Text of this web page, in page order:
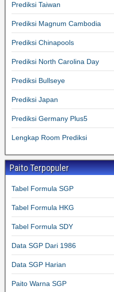
Prediksi Taiwan
Prediksi Magnum Cambodia
Prediksi Chinapools
Prediksi North Carolina Day
Prediksi Bullseye
Prediksi Japan
Prediksi Germany Plus5
Lengkap Room Prediksi
Paito Terpopuler
Tabel Formula SGP
Tabel Formula HKG
Tabel Formula SDY
Data SGP Dari 1986
Data SGP Harian
Paito Warna SGP